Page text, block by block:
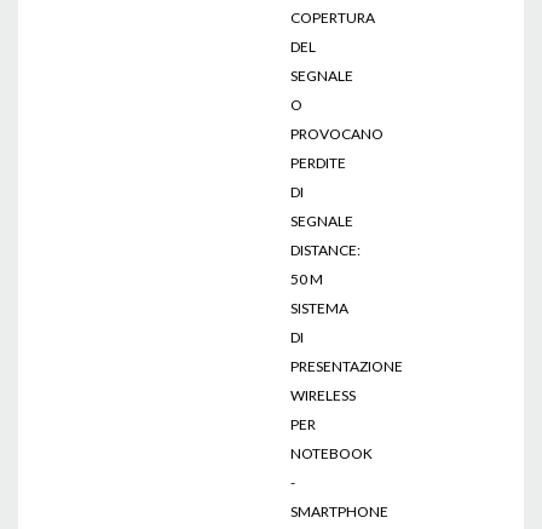
COPERTURA
DEL
SEGNALE
O
PROVOCANO
PERDITE
DI
SEGNALE
DISTANCE:
50 M
SISTEMA
DI
PRESENTAZIONE
WIRELESS
PER
NOTEBOOK
-
SMARTPHONE